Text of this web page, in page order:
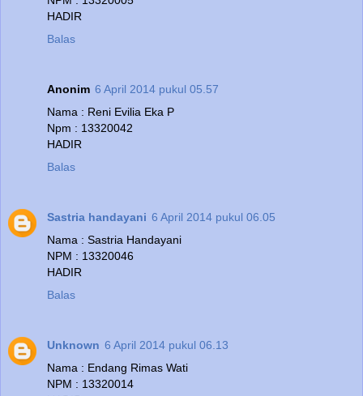
HADIR
Balas
Anonim 6 April 2014 pukul 05.57
Nama : Reni Evilia Eka P
Npm : 13320042
HADIR
Balas
Sastria handayani 6 April 2014 pukul 06.05
Nama : Sastria Handayani
NPM : 13320046
HADIR
Balas
Unknown 6 April 2014 pukul 06.13
Nama : Endang Rimas Wati
NPM : 13320014